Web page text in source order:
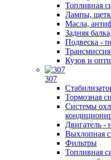
Топливная
Лампы,
Масла,
Задняя
Подвеска -
Кузов и
307
Тормозная
Системы
Двигатель -
Выхлопная
Фильтры
Топливная